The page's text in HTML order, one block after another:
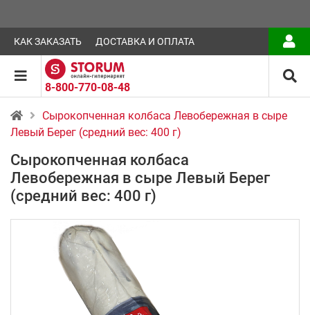
КАК ЗАКАЗАТЬ ДОСТАВКА И ОПЛАТА
8-800-770-08-48
Сырокопченная колбаса Левобережная в сыре
Левый Берег (средний вес: 400 г)
Сырокопченная колбаса
Левобережная в сыре Левый Берег
(средний вес: 400 г)